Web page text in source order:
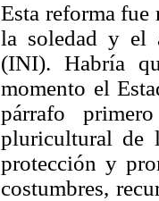
Esta reforma fue
la soledad y el
(INI). Habría
momento el
párrafo
pluricultural de
protección y
costumbres,